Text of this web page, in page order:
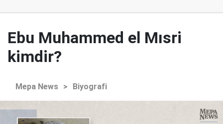
Ebu Muhammed el Mısri
kimdir?
Mepa News > Biyografi